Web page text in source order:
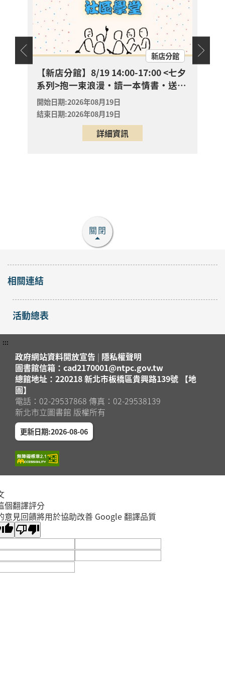
新店區
【新店分館】8/19
15:00-15:30 抱一束浪
漫・讀一本情書・送一
朵玫瑰
2026年08月19日
新店分館
開放
報名
【八里龍形圖書閱覽室
嬰幼兒活動】 ? 帶寶貝
一起「彩虹散步去」！
專屬 0-6 歲的色彩第一
堂美學課來囉！ ✨
子共創專屬「生態走讀
地圖」 ?
2026年08月16日
淡水區
溫暖冒險--科學實驗室
2026年08月29日
淡水竹圍分館
淡水區
場115年8月國小多元
閱讀主題研習班《心的
故事樹—從書頁開始的
溫暖冒險--科學實驗室
淡水竹圍分館
淡水區
閱讀主題研習班《心的
溫暖冒險--科學實驗室
裡的放電章魚》
2026年08月29日
新店分館
【新店分館】8/19 14:00-17:00 <七夕
系列>抱一束浪漫・讀一本情書・送一
朵玫瑰
開始日期:2026年08月19日
結束日期:2026年08月19日
詳細資訊
關閉
相關連結
活動總表
:::
政府網站資料開放宣告 | 隱私權聲明
圖書館信箱：cad2170001@ntpc.gov.tw
總館地址：220218 新北市板橋區貴興路139號 【地
圖】
電話：02-29537868 傳真：02-29538139
新北市立圖書館 版權所有
更新日期:2026-08-06
個翻譯評分
意見回饋將用於協助改善 Google 翻譯品質